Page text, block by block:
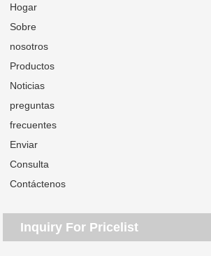
Hogar
Sobre
nosotros
Productos
Noticias
preguntas
frecuentes
Enviar
Consulta
Contáctenos
Inquiry For Pricelist